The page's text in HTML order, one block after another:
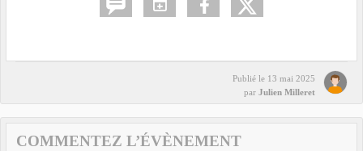
Publié le 13 mai 2025
par Julien Milleret
COMMENTEZ L’ÉVÈNEMENT